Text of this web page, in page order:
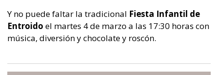
Y no puede faltar la tradicional Fiesta Infantil de
Entroido el martes 4 de marzo a las 17:30 horas con
música, diversión y chocolate y roscón.